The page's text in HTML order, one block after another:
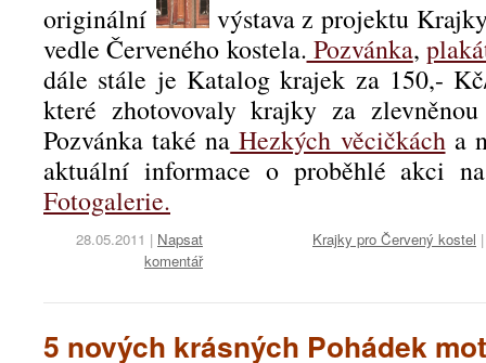
originální
výstava z projektu
vedle Červeného kostela. Pozvánka,
dále stále je Katalog krajek za 150,-
které zhotovovaly krajky za
Pozvánka také na Hezkých věcičkácha
aktuální informace o proběhlé akci
Fotogalerie.
28.05.2011 | Napsat
komentář
Krajky pro Červený kostel
5 nových krásných Pohádek